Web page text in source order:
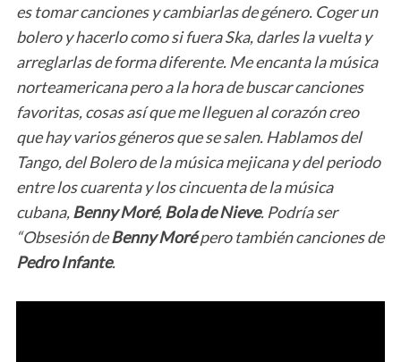
es tomar canciones y cambiarlas de género. Coger un
bolero y hacerlo como si fuera Ska, darles la vuelta y
arreglarlas de forma diferente. Me encanta la música
norteamericana pero a la hora de buscar canciones
favoritas, cosas así que me lleguen al corazón creo
que hay varios géneros que se salen. Hablamos del
Tango, del Bolero de la música mejicana y del periodo
entre los cuarenta y los cincuenta de la música
cubana,Benny Moré,Bola de Nieve. Podría ser
“Obsesión deBenny Morépero también canciones de
Pedro Infante.